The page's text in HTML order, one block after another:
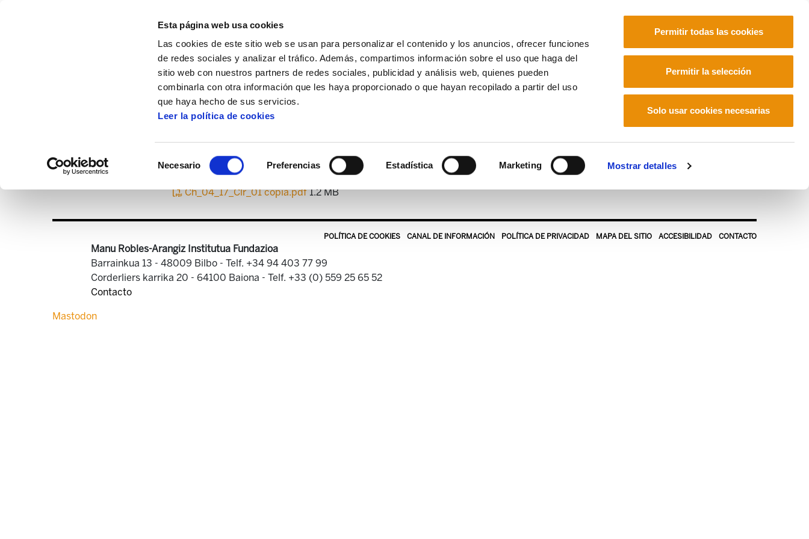
Esta página web usa cookies
Las cookies de este sitio web se usan para personalizar el contenido y los anuncios, ofrecer funciones
de redes sociales y analizar el tráfico. Además, compartimos información sobre el uso que haga del
sitio web con nuestros partners de redes sociales, publicidad y análisis web, quienes pueden
combinarla con otra información que les haya proporcionado o que hayan recopilado a partir del uso
que haya hecho de sus servicios.
Leer la política de cookies
Necesario Preferencias Estadística Marketing Mostrar detalles
Permitir todas las cookies
Permitir la selección
Solo usar cookies necesarias
Archivo de propaganda y otros documentos
Ch_04_17_Clr_01 copia.pdf1.2 MB
POLÍTICA DE COOKIES CANAL DE INFORMACIÓN POLÍTICA DE PRIVACIDAD MAPA DEL SITIO ACCESIBILIDAD CONTACTO
Manu Robles-Arangiz Institutua Fundazioa
Barrainkua 13 - 48009 Bilbo - Telf. +34 94 403 77 99
Corderliers karrika 20 - 64100 Baiona - Telf. +33 (0) 559 25 65 52
Contacto
Mastodon